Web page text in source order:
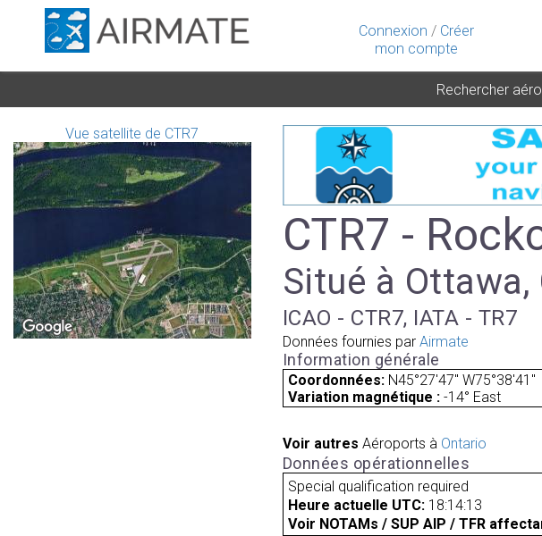
Connexion / Créer
mon compte
Rechercher
Vue satellite de CTR7
CTR7 -
Situé à Ottawa,
ICAO - CTR7, IATA - TR7
Données fournies par Airmate
Information générale
Coordonnées: N45°27'47" W75°38'41"
Variation magnétique : -14° East
Voir autres Aéroports à Ontario
Données opérationnelles
Special qualification required
Heure actuelle UTC: 18:14:13
Voir NOTAMs / SUP AIP / TFR